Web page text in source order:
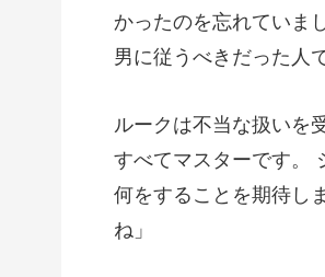
かったのを忘れていま
すべてマスターです。
何